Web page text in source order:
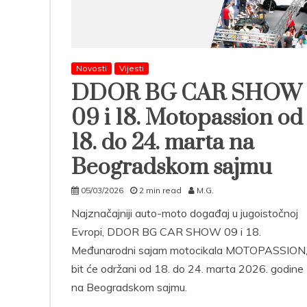
Novosti Vijesti
DDOR BG CAR SHOW
09 i 18. Motopassion od
18. do 24. marta na
Beogradskom sajmu
05/03/2026 2 min read M.G.
Najznačajniji auto-moto događaj u jugoistočnoj
Evropi, DDOR BG CAR SHOW 09 i 18.
Međunarodni sajam motocikala MOTOPASSION,
bit će održani od 18. do 24. marta 2026. godine
na Beogradskom sajmu.